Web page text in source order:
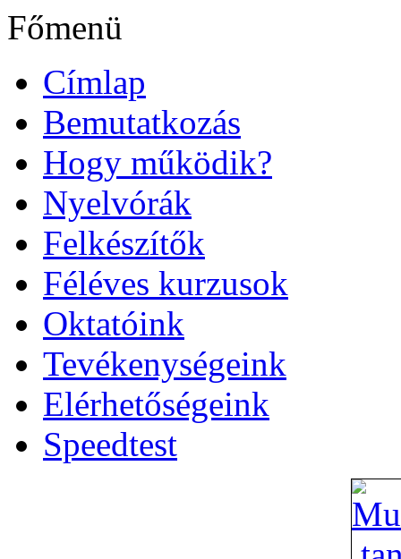
Főmenü
Címlap
Bemutatkozás
Hogy működik?
Nyelvórák
Felkészítők
Féléves kurzusok
Oktatóink
Tevékenységeink
Elérhetőségeink
Speedtest